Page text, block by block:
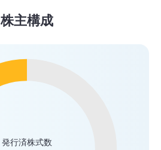
株主構成
発行済株式数